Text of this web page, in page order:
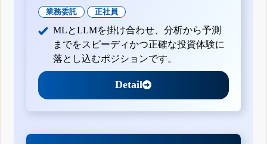
業務委託 正社員
MLとLLMを掛け合わせ、分析から予測
までをスピーディかつ正確な投資体験に
落とし込むポジションです。
Detail